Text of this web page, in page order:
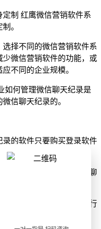
制 红鹰微信营销软件系
。
择不同的微信营销软件系
微信营销软件的功能，或
不同的企业规模。
如何管理微信聊天纪录是
信聊天纪录的。
的软件只要购买登录软件
理企业中出现的痛点。
系统来管理员工的微信聊
记录，并可以对记录进行
工。